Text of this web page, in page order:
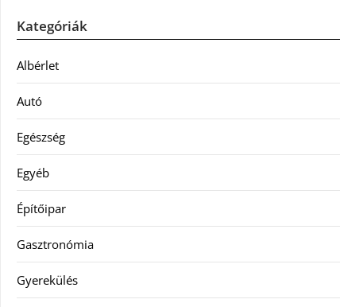
Kategóriák
Albérlet
Autó
Egészség
Egyéb
Építőipar
Gasztronómia
Gyerekülés